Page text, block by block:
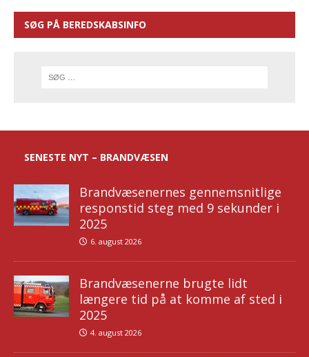
SØG PÅ BEREDSKABSINFO
SENESTE NYT – BRANDVÆSEN
Brandvæsenernes gennemsnitlige
responstid steg med 9 sekunder i
2025
6. august 2026
Brandvæsenerne brugte lidt
længere tid på at komme af sted i
2025
4. august 2026